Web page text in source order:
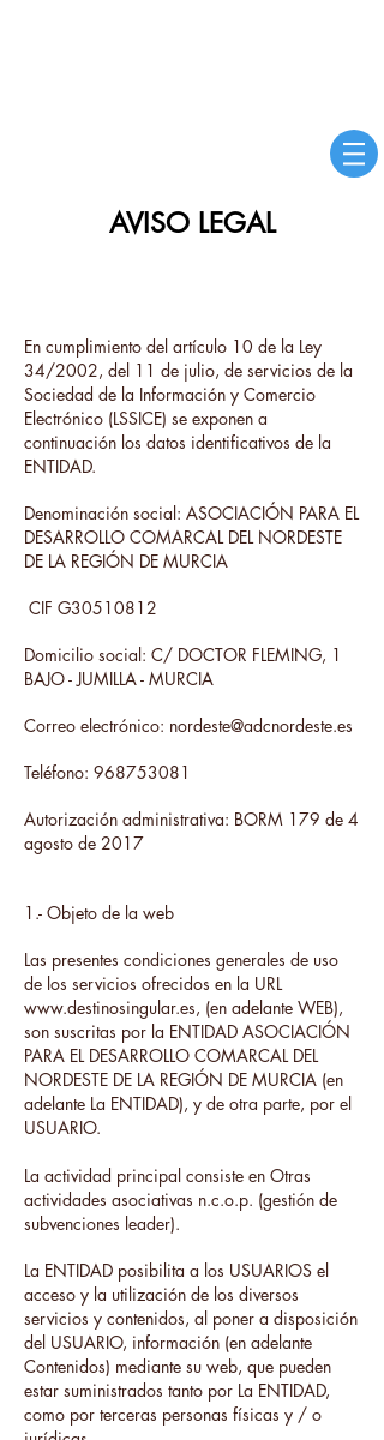
AVISO LEGAL
En cumplimiento del artículo 10 de la Ley
34/2002, del 11 de julio, de servicios de la
Sociedad de la Información y Comercio
Electrónico (LSSICE) se exponen a
continuación los datos identificativos de la
ENTIDAD.
Denominación social: ASOCIACIÓN PARA EL
DESARROLLO COMARCAL DEL NORDESTE
DE LA REGIÓN DE MURCIA
CIF G30510812
Domicilio social: C/ DOCTOR FLEMING, 1
BAJO - JUMILLA - MURCIA
Correo electrónico: nordeste@adcnordeste.es
Teléfono: 968753081
Autorización administrativa: BORM 179 de 4
agosto de 2017
1.- Objeto de la web
Las presentes condiciones generales de uso
de los servicios ofrecidos en la URL
www.destinosingular.es, (en adelante WEB),
son suscritas por la ENTIDAD ASOCIACIÓN
PARA EL DESARROLLO COMARCAL DEL
NORDESTE DE LA REGIÓN DE MURCIA (en
adelante La ENTIDAD), y de otra parte, por el
USUARIO.
La actividad principal consiste en Otras
actividades asociativas n.c.o.p. (gestión de
subvenciones leader).
La ENTIDAD posibilita a los USUARIOS el
acceso y la utilización de los diversos
servicios y contenidos, al poner a disposición
del USUARIO, información (en adelante
Contenidos) mediante su web, que pueden
estar suministrados tanto por La ENTIDAD,
como por terceras personas físicas y / o